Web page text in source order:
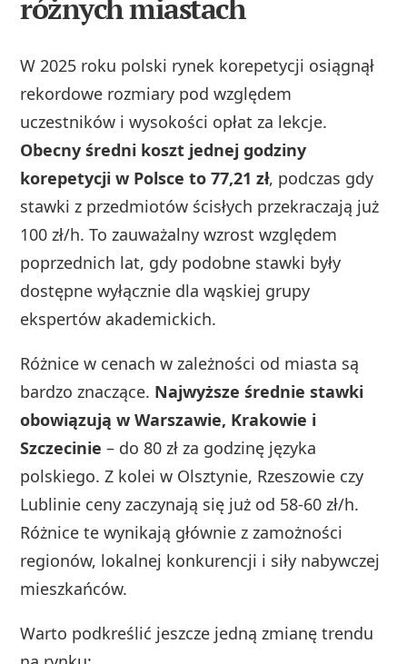
różnych miastach
W 2025 roku polski rynek korepetycji osiągnął
rekordowe rozmiary pod względem
uczestników i wysokości opłat za lekcje.
Obecny średni koszt jednej godziny
korepetycji w Polsce to 77,21 zł, podczas gdy
stawki z przedmiotów ścisłych przekraczają już
100 zł/h. To zauważalny wzrost względem
poprzednich lat, gdy podobne stawki były
dostępne wyłącznie dla wąskiej grupy
ekspertów akademickich.
Różnice w cenach w zależności od miasta są
bardzo znaczące. Najwyższe średnie stawki
obowiązują w Warszawie, Krakowie i
Szczecinie – do 80 zł za godzinę języka
polskiego. Z kolei w Olsztynie, Rzeszowie czy
Lublinie ceny zaczynają się już od 58-60 zł/h.
Różnice te wynikają głównie z zamożności
regionów, lokalnej konkurencji i siły nabywczej
mieszkańców.
Warto podkreślić jeszcze jedną zmianę trendu